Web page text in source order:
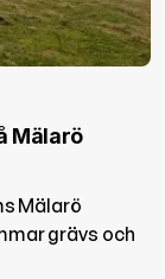
Mälarö
Mälarö
grävs och